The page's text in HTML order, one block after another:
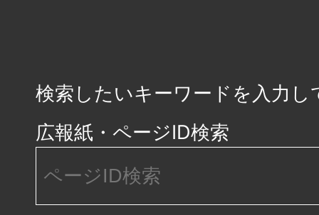
検索したいキーワードを入力し
広報紙・ページID検索